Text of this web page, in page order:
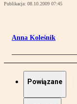
Publikacja: 08.10.2009 07:45
Anna Koleśnik
Powiązane